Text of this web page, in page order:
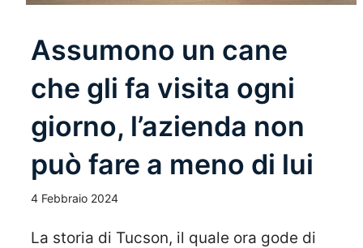
Assumono un cane
che gli fa visita ogni
giorno, l’azienda non
può fare a meno di lui
4 Febbraio 2024
La storia di Tucson, il quale ora gode di